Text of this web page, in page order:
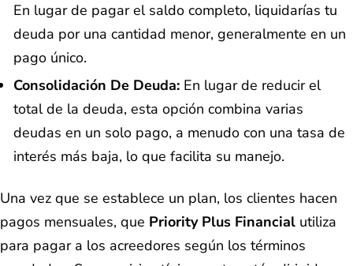
En lugar de pagar el saldo completo, liquidarías tu
deuda por una cantidad menor, generalmente en un
pago único.
Consolidación De Deuda: En lugar de reducir el
total de la deuda, esta opción combina varias
deudas en un solo pago, a menudo con una tasa de
interés más baja, lo que facilita su manejo.
Una vez que se establece un plan, los clientes hacen
pagos mensuales, que Priority Plus Financial utiliza
para pagar a los acreedores según los términos